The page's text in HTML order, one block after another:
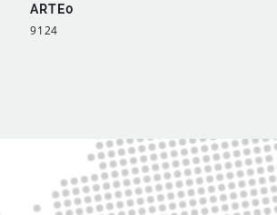
ARTE0
9124